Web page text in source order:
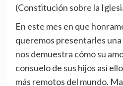
(Constitución sobre la
En este mes en que
queremos presentarles
nos demuestra cómo su
consuelo de sus hijos así
más remotos del mundo.